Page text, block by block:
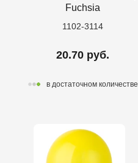
Fuchsia
1102-3114
20.70 руб.
в достаточном количестве